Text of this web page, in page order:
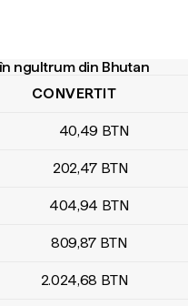
ngultrum din Bhutan
ngultrum din Bhutan
CONVERTIT
40,49 BTN
202,47 BTN
404,94 BTN
809,87 BTN
2.024,68 BTN